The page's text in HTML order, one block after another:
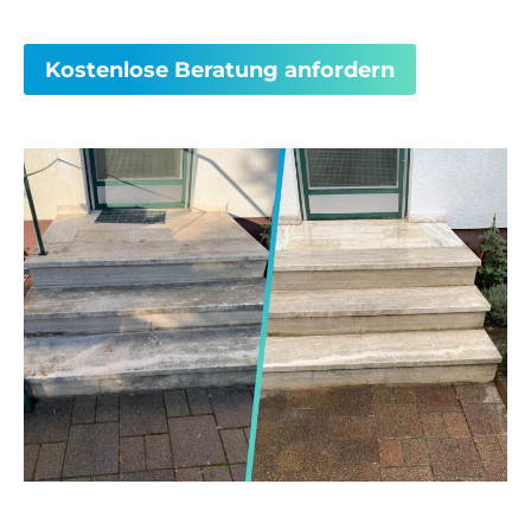
Kostenlose Beratung anfordern